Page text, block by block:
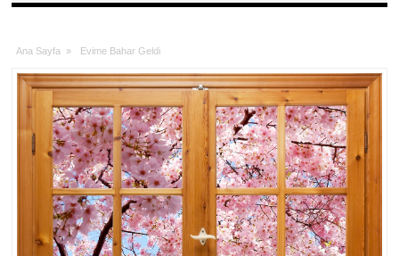
Ana Sayfa » Evime Bahar Geldi